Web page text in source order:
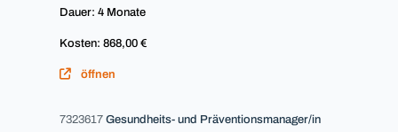
Dauer: 4 Monate
Kosten: 868,00 €
öffnen
7323617 Gesundheits- und Präventionsmanager/in